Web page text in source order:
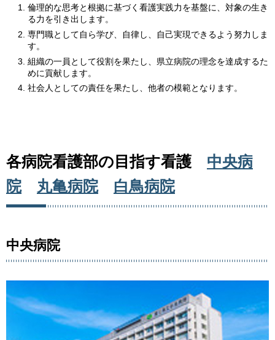
倫理的な思考と根拠に基づく看護実践力を基盤に、対象の生き
る力を引き出します。
専門職として自ら学び、自律し、自己実現できるよう努力しま
す。
組織の一員として役割を果たし、県立病院の理念を達成するた
めに貢献します。
社会人としての責任を果たし、他者の模範となります。
各病院看護部の目指す看護 中央病
院
丸亀病院 白鳥病院
中央病院